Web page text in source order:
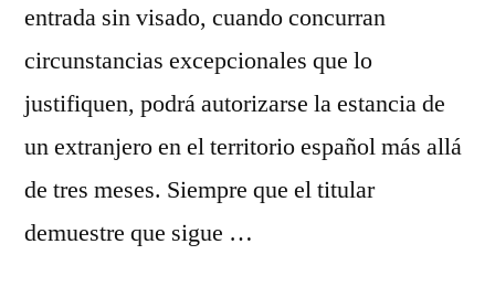
entrada sin visado, cuando concurran
circunstancias excepcionales que lo
justifiquen, podrá autorizarse la estancia de
un extranjero en el territorio español más allá
de tres meses. Siempre que el titular
demuestre que sigue …